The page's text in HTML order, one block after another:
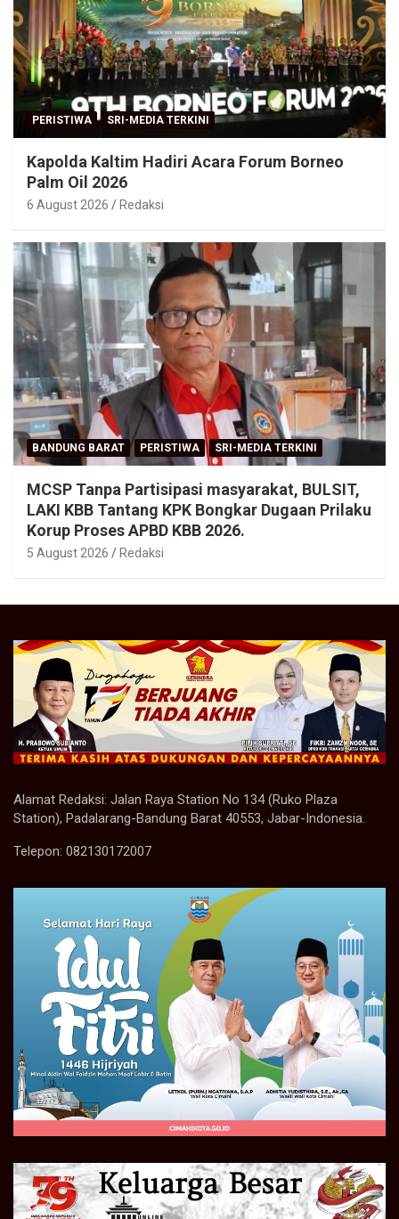
PERISTIWA SRI-MEDIA TERKINI
Kapolda Kaltim Hadiri Acara Forum Borneo
Palm Oil 2026
6 August 2026 Redaksi
BANDUNG BARAT PERISTIWA SRI-MEDIA TERKINI
MCSP Tanpa Partisipasi masyarakat, BULSIT,
LAKI KBB Tantang KPK Bongkar Dugaan Prilaku
Korup Proses APBD KBB 2026.
5 August 2026 Redaksi
Alamat Redaksi: Jalan Raya Station No 134 (Ruko Plaza
Station), Padalarang-Bandung Barat 40553, Jabar-Indonesia.
Telepon: 082130172007